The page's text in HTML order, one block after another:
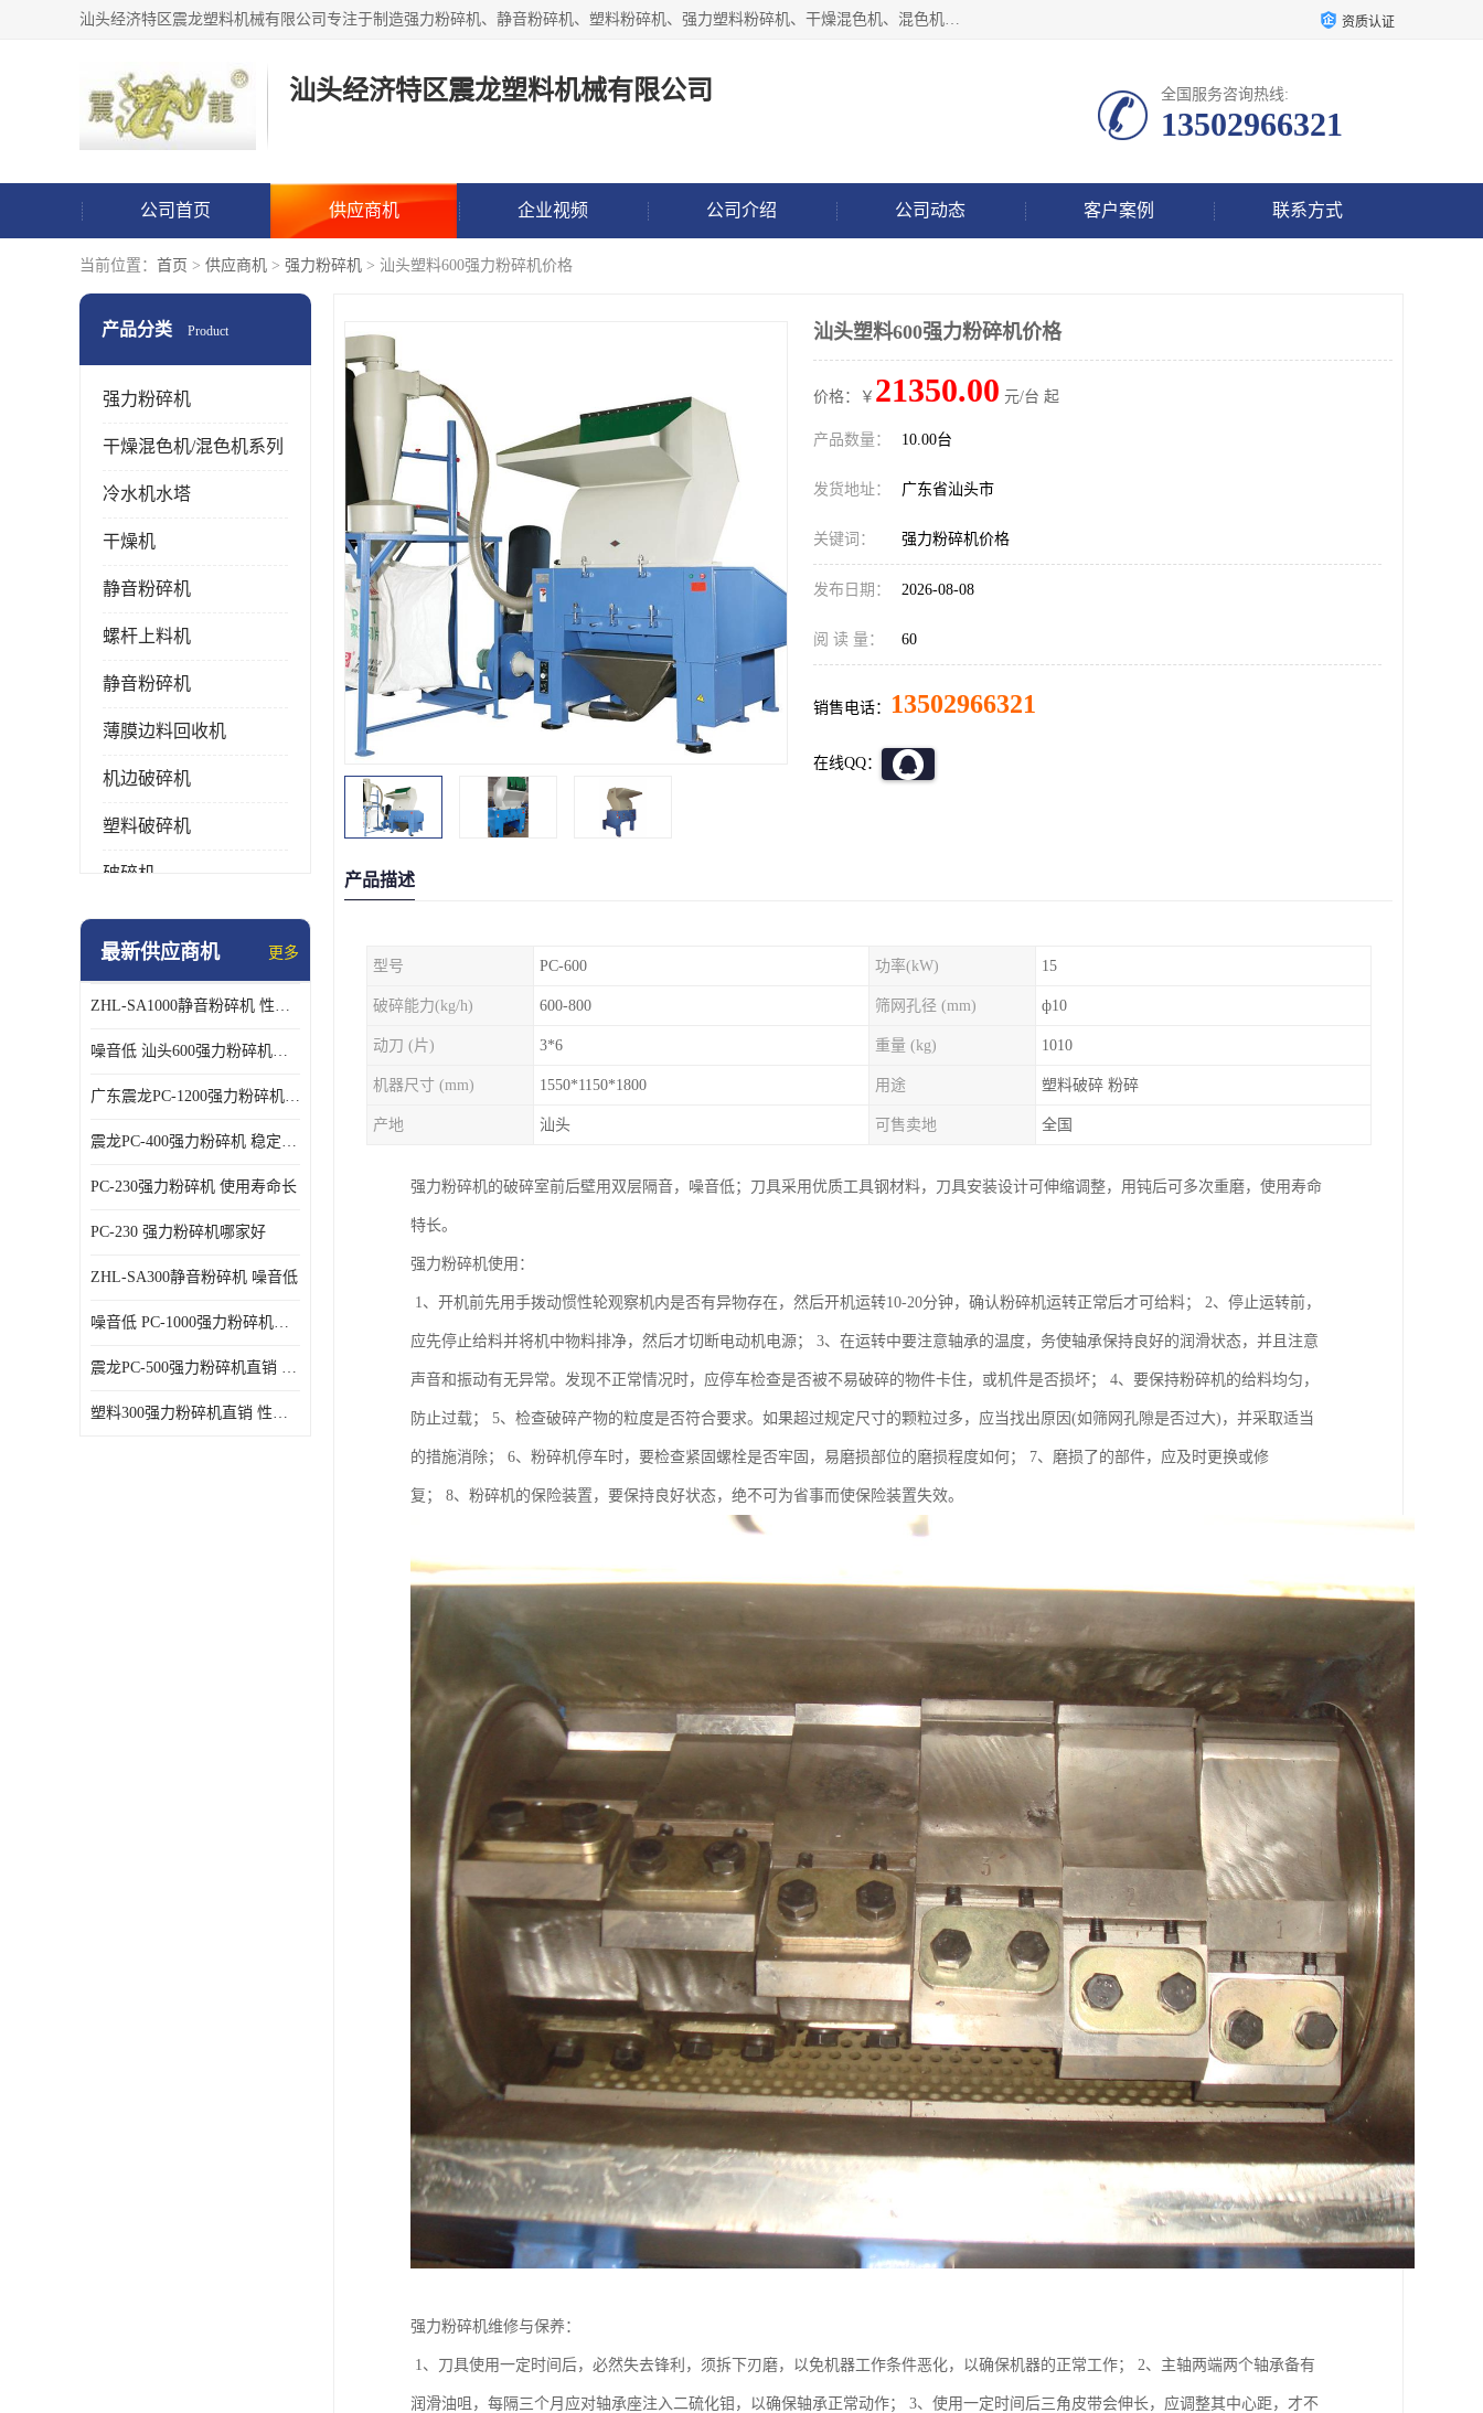
汕头经济特区震龙塑料机械有限公司专注于制造强力粉碎机、静音粉碎机、塑料粉碎机、强力塑料粉碎机、干燥混色机、混色机、冷水机、上料机等塑料辅助机械。 资质认证
汕头经济特区震龙塑料机械有限公司 全国服务咨询热线:
13502966321
公司首页 供应商机 企业视频 公司介绍 公司动态 客户案例 联系方式
当前位置： 首页 > 供应商机 > 强力粉碎机 > 汕头塑料600强力粉碎机价格
产品分类 Product
强力粉碎机
干燥混色机/混色机系列
冷水机水塔
干燥机
静音粉碎机
螺杆上料机
静音粉碎机
薄膜边料回收机
机边破碎机
塑料破碎机
破碎机
强力粉碎机
最新供应商机 更多
ZHL-SA1000静音粉碎机 性能稳定
噪音低 汕头600强力粉碎机直供
广东震龙PC-1200强力粉碎机 物超所值
震龙PC-400强力粉碎机 稳定性好
PC-230强力粉碎机 使用寿命长
PC-230 强力粉碎机哪家好
ZHL-SA300静音粉碎机 噪音低
噪音低 PC-1000强力粉碎机直供
震龙PC-500强力粉碎机直销 性价比高
塑料300强力粉碎机直销 性价比高
汕头塑料600强力粉碎机价格
价格：￥ 21350.00 元/台 起
产品数量： 10.00台
发货地址： 广东省汕头市
关键词： 强力粉碎机价格
发布日期： 2026-08-08
阅 读 量： 60
销售电话： 13502966321
在线QQ：
产品描述
型号 PC-600 功率(kW) 15
破碎能力(kg/h) 600-800 筛网孔径 (mm) ф10
动刀 (片) 3*6 重量 (kg) 1010
机器尺寸 (mm) 1550*1150*1800 用途 塑料破碎 粉碎
产地 汕头 可售卖地 全国
强力粉碎机的破碎室前后壁用双层隔音，噪音低；刀具采用优质工具钢材料，刀具安装设计可伸缩调整，用钝后可多次重磨，使用寿命
特长。
强力粉碎机使用：
1、开机前先用手拨动惯性轮观察机内是否有异物存在，然后开机运转10-20分钟，确认粉碎机运转正常后才可给料； 2、停止运转前，
应先停止给料并将机中物料排净，然后才切断电动机电源； 3、在运转中要注意轴承的温度，务使轴承保持良好的润滑状态，并且注意
声音和振动有无异常。发现不正常情况时，应停车检查是否被不易破碎的物件卡住，或机件是否损坏； 4、要保持粉碎机的给料均匀，
防止过载； 5、检查破碎产物的粒度是否符合要求。如果超过规定尺寸的颗粒过多，应当找出原因(如筛网孔隙是否过大)，并采取适当
的措施消除； 6、粉碎机停车时，要检查紧固螺栓是否牢固，易磨损部位的磨损程度如何； 7、磨损了的部件，应及时更换或修
复； 8、粉碎机的保险装置，要保持良好状态，绝不可为省事而使保险装置失效。
强力粉碎机维修与保养：
1、刀具使用一定时间后，必然失去锋利，须拆下刃磨，以免机器工作条件恶化，以确保机器的正常工作； 2、主轴两端两个轴承备有
润滑油咀，每隔三个月应对轴承座注入二硫化钼，以确保轴承正常动作； 3、使用一定时间后三角皮带会伸长，应调整其中心距，才不